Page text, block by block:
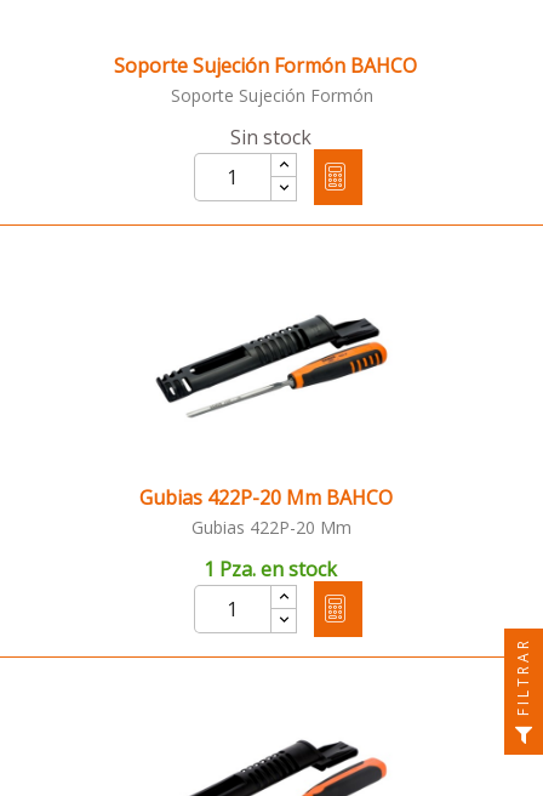
Soporte Sujeción Formón BAHCO
Soporte Sujeción Formón
Sin stock
Gubias 422P-20 Mm BAHCO
Gubias 422P-20 Mm
1 Pza. en stock
FILTRAR